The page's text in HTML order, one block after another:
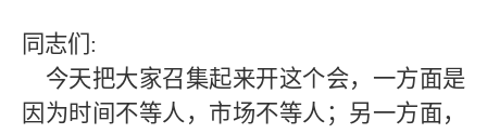
同志们 :
今天把大家召集起来开这个会， 一方面是
因为时间不等人，市场不等人；另一方面，